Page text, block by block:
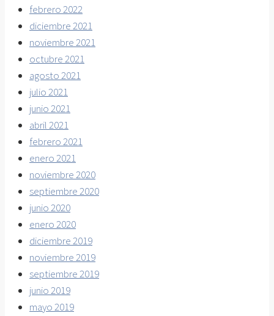
febrero 2022
diciembre 2021
noviembre 2021
octubre 2021
agosto 2021
julio 2021
junio 2021
abril 2021
febrero 2021
enero 2021
noviembre 2020
septiembre 2020
junio 2020
enero 2020
diciembre 2019
noviembre 2019
septiembre 2019
junio 2019
mayo 2019